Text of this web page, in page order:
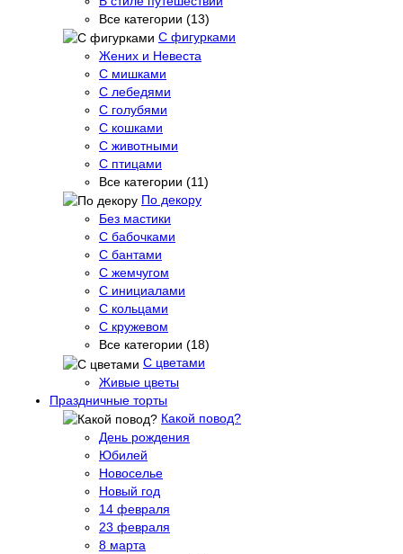
Все категории (13)
С фигурками
Жених и Невеста
С мишками
С лебедями
С голубями
С кошками
С животными
С птицами
Все категории (11)
По декору
Без мастики
С бабочками
С бантами
С жемчугом
С инициалами
С кольцами
С кружевом
Все категории (18)
С цветами
Живые цветы
Праздничные торты
Какой повод?
День рождения
Юбилей
Новоселье
Новый год
14 февраля
23 февраля
8 марта